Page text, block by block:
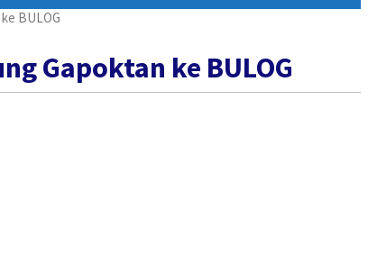
BULOG
Gapoktan ke BULOG